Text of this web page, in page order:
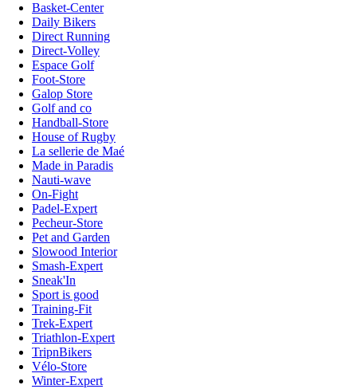
Basket-Center
Daily Bikers
Direct Running
Direct-Volley
Espace Golf
Foot-Store
Galop Store
Golf and co
Handball-Store
House of Rugby
La sellerie de Maé
Made in Paradis
Nauti-wave
On-Fight
Padel-Expert
Pecheur-Store
Pet and Garden
Slowood Interior
Smash-Expert
Sneak'In
Sport is good
Training-Fit
Trek-Expert
Triathlon-Expert
TripnBikers
Vélo-Store
Winter-Expert